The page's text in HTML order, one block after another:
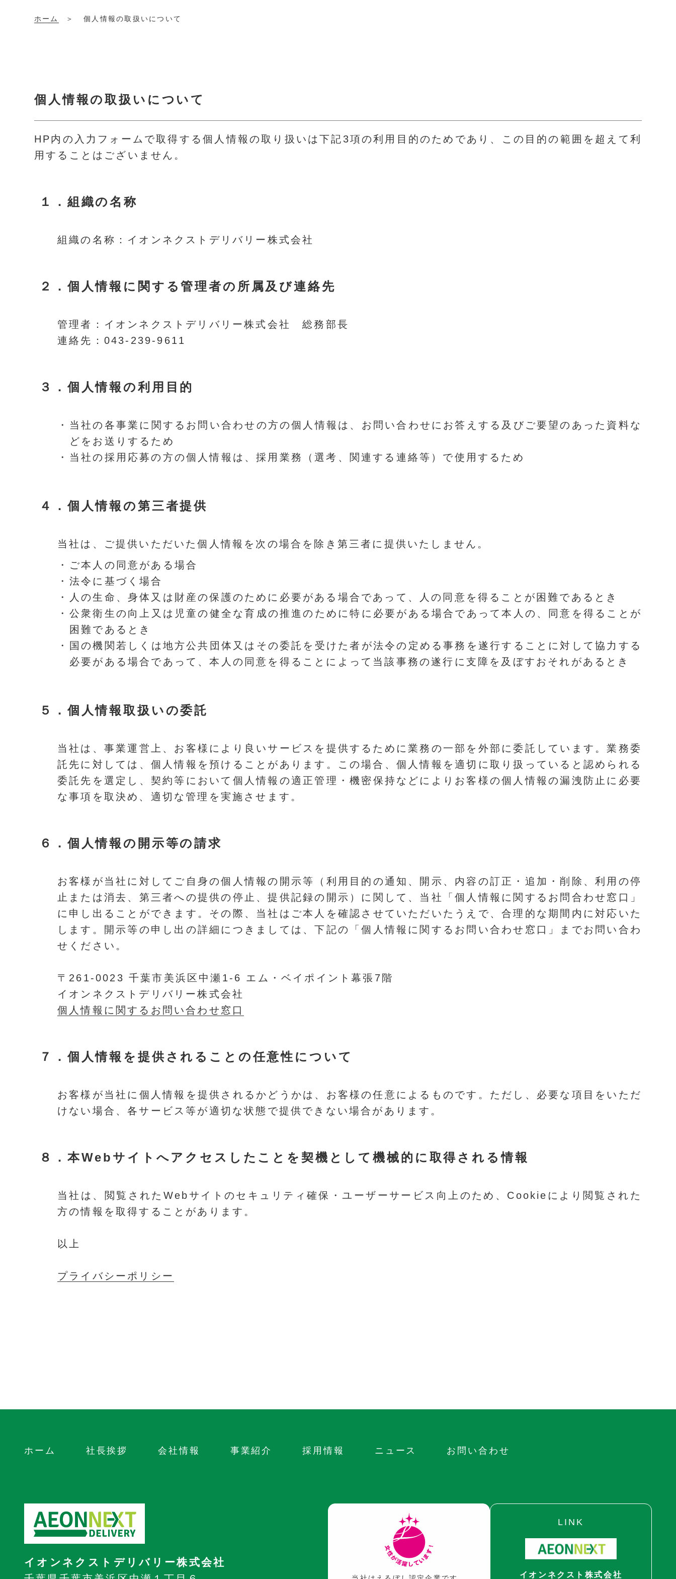
ホーム 個人情報の取扱いについて
個人情報の取扱いについて
HP内の入力フォームで取得する個人情報の取り扱いは下記3項の利用目的のためであり、この目的の範囲を超えて利
用することはございません。
１． 組織の名称
組織の名称：イオンネクストデリバリー株式会社
２．個人情報に関する管理者の所属及び連絡先
管理者：イオンネクストデリバリー株式会社 総務部長
連絡先：043-239-9611
３．個人情報の利用目的
・
当社の各事業に関するお問い合わせの方の個人情報は、お問い合わせにお答えする及びご要望のあった資料な
どをお送りするため
・
当社の採用応募の方の個人情報は、採用業務（選考、関連する連絡等）で使用するため
４．個人情報の第三者提供
当社は、ご提供いただいた個人情報を次の場合を除き第三者に提供いたしません。
・
ご本人の同意がある場合
・ 法令に基づく場合
・
人の生命、身体又は財産の保護のために必要がある場合であって、人の同意を得ることが困難であるとき
・ 公衆衛生の向上又は児童の健全な育成の推進のために特に必要がある場合であって本人の、同意を得ることが
困難であるとき
・
国の機関若しくは地方公共団体又はその委託を受けた者が法令の定める事務を遂行することに対して協力する
必要がある場合であって、本人の同意を得ることによって当該事務の遂行に支障を及ぼすおそれがあるとき
５．個人情報取扱いの委託
当社は、事業運営上、お客様により良いサービスを提供するために業務の一部を外部に委託しています。業務委
託先に対しては、個人情報を預けることがあります。この場合、個人情報を適切に取り扱っていると認められる
委託先を選定し、契約等において個人情報の適正管理・機密保持などによりお客様の個人情報の漏洩防止に必要
な事項を取決め、適切な管理を実施させます。
６．個人情報の開示等の請求
お客様が当社に対してご自身の個人情報の開示等（利用目的の通知、開示、内容の訂正・追加・削除、利用の停
止または消去、第三者への提供の停止、提供記録の開示）に関して、当社「個人情報に関するお問合わせ窓口」
に申し出ることができます。その際、当社はご本人を確認させていただいたうえで、合理的な期間内に対応いた
します。開示等の申し出の詳細につきましては、下記の「個人情報に関するお問い合わせ窓口」までお問い合わ
せください。
〒261-0023 千葉市美浜区中瀬1-6 エム・ベイポイント幕張7階
イオンネクストデリバリー株式会社
個人情報に関するお問い合わせ窓口
７．個人情報を提供されることの任意性について
お客様が当社に個人情報を提供されるかどうかは、お客様の任意によるものです。ただし、必要な項目をいただ
けない場合、各サービス等が適切な状態で提供できない場合があります。
８． 本Webサイトへアクセスしたことを契機として機械的に取得される情報
当社は、閲覧されたWebサイトのセキュリティ確保・ユーザーサービス向上のため、Cookieにより閲覧された
方の情報を取得することがあります。
以上
プライバシーポリシー
ホーム 社長挨拶 会社情報 事業紹介 採用情報 ニュース お問い合わせ
イオンネクストデリバリー株式会社
LINK
イオンネクスト株式会社